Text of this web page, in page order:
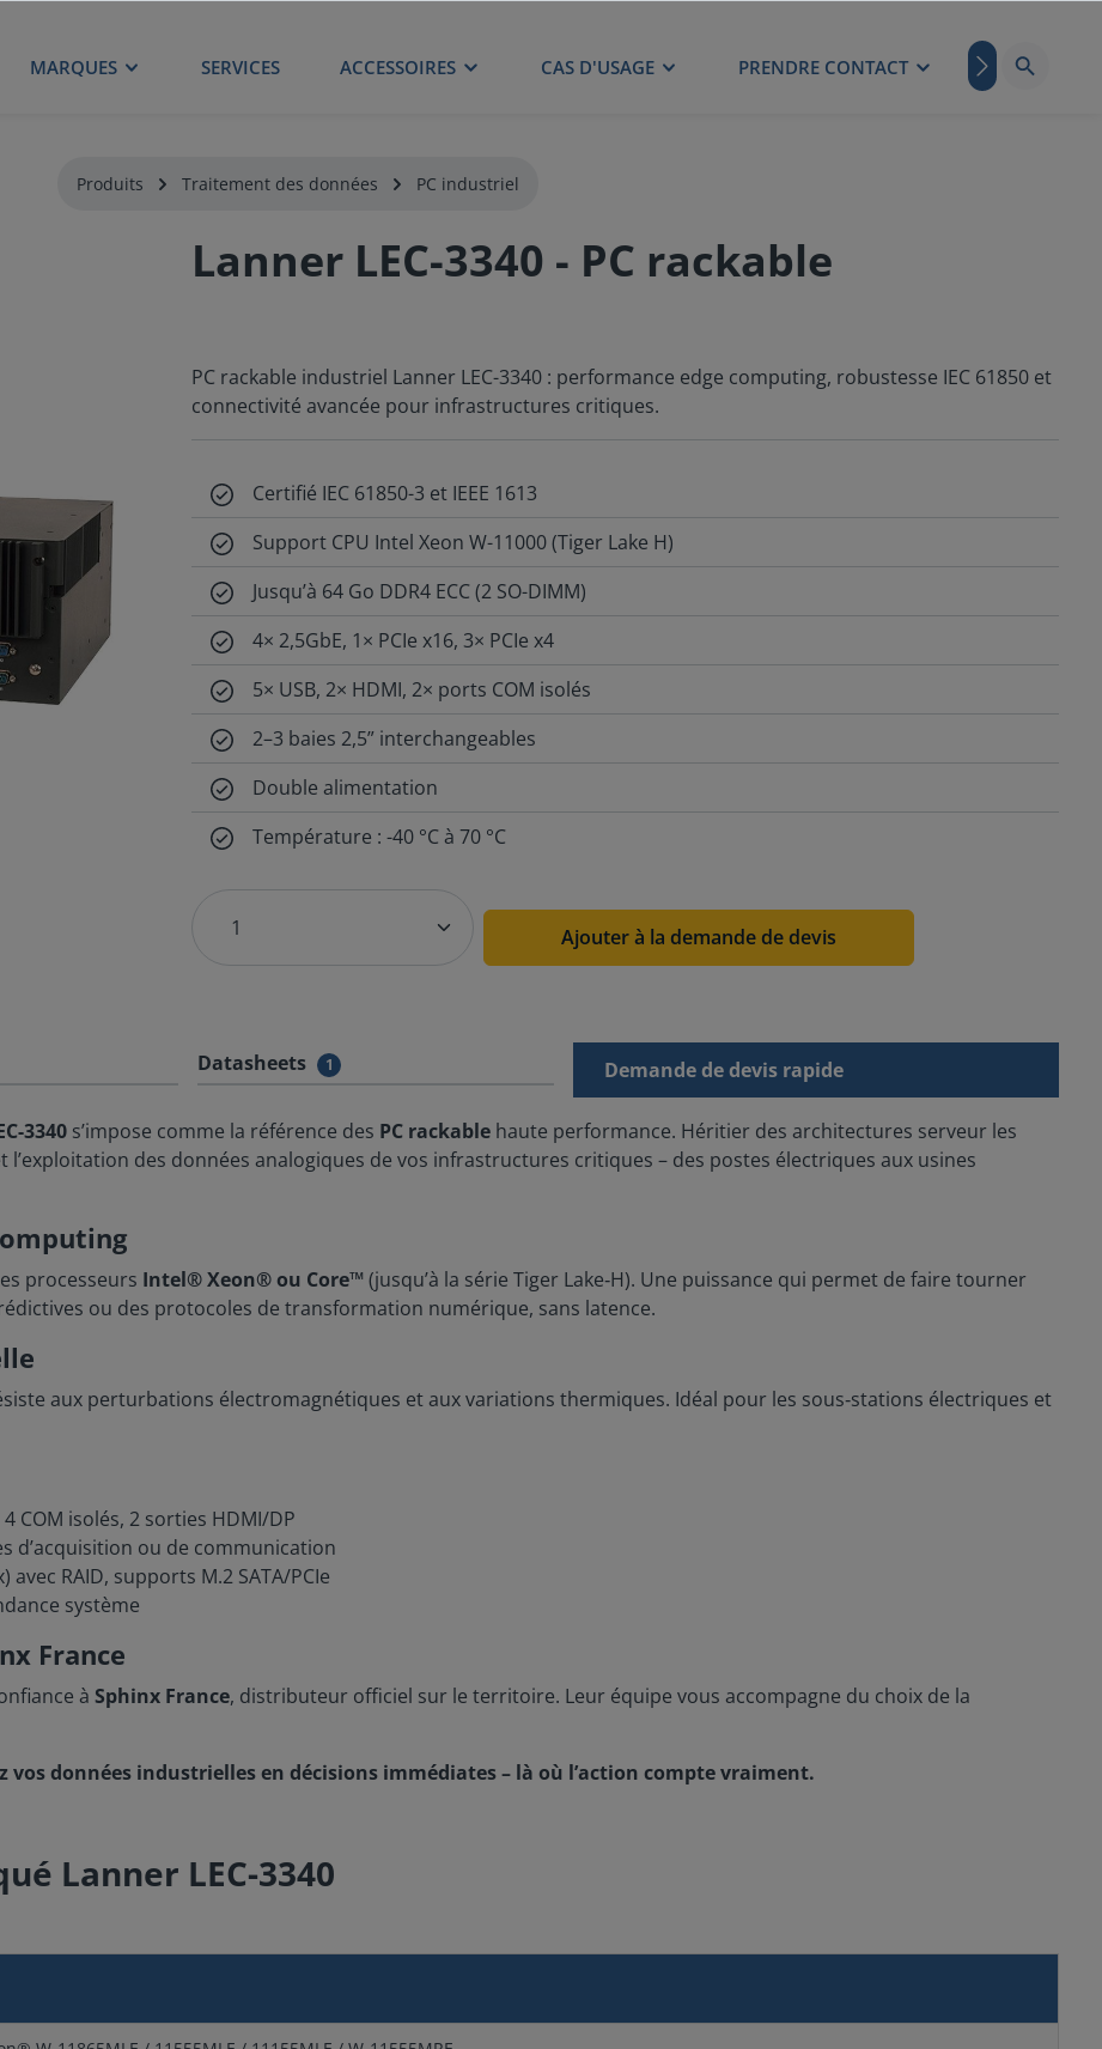
MARQUES SERVICES ACCESSOIRES CAS D'USAGE PRENDRE CONTACT BLOG
Produits Traitement des données PC industriel
Lanner LEC-3340 - PC rackable
PC rackable industriel Lanner LEC-3340 : performance edge computing, robustesse IEC 61850 et
connectivité avancée pour infrastructures critiques.
Certifié IEC 61850-3 et IEEE 1613
Support CPU Intel Xeon W-11000 (Tiger Lake H)
Jusqu’à 64 Go DDR4 ECC (2 SO-DIMM)
4× 2,5GbE, 1× PCIe x16, 3× PCIe x4
5× USB, 2× HDMI, 2× ports COM isolés
2–3 baies 2,5” interchangeables
Double alimentation
Température : -40 °C à 70 °C
Ajouter à la demande de devis
Datasheets 1 Demande de devis rapide
3340 s’impose comme la référence des PC rackable haute performance. Héritier des architectures serveur les
des données analogiques de vos infrastructures critiques – des postes électriques aux usines
processeurs Intel® Xeon® ou Core™ (jusqu’à la série Tiger Lake‑H). Une puissance qui permet de faire tourner
ou des protocoles de transformation numérique, sans latence.
aux perturbations électromagnétiques et aux variations thermiques. Idéal pour les sous‑stations électriques et
COM isolés, 2 sorties HDMI/DP
d’acquisition ou de communication
avec RAID, supports M.2 SATA/PCIe
système
France
à Sphinx France, distributeur officiel sur le territoire. Leur équipe vous accompagne du choix de la
vos données industrielles en décisions immédiates – là où l’action compte vraiment.
Lanner LEC-3340